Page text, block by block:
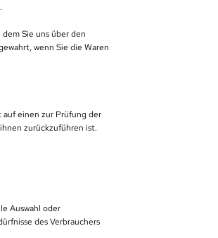
Sie uns über den
wenn Sie die Waren
auf einen zur Prüfung der
zurückzuführen ist.
Auswahl oder
des Verbrauchers